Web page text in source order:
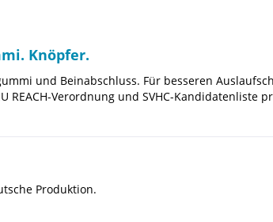
Knöpfer.
und Beinabschluss. Für besseren
Verordnung und SVHC-Kandidatenliste
Produktion.